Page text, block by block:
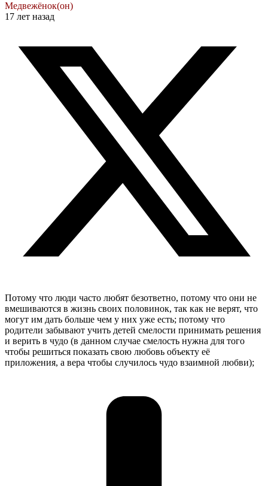
Медвежёнок(он)
17 лет назад
Потому что люди часто любят безответно, потому что они не
вмешиваются в жизнь своих половинок, так как не верят, что
могут им дать больше чем у них уже есть; потому что
родители забывают учить детей смелости принимать решения
и верить в чудо (в данном случае смелость нужна для того
чтобы решиться показать свою любовь объекту её
приложения, а вера чтобы случилось чудо взаимной любви);